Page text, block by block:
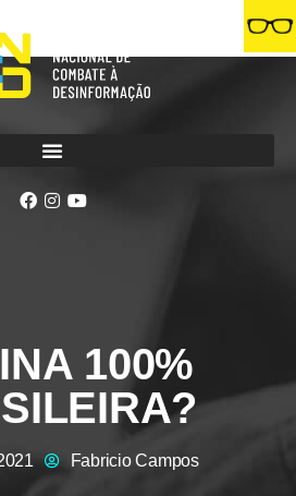
100%
Fabricio Campos